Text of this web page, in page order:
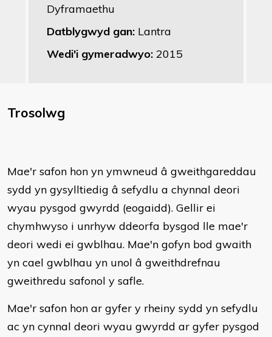
Dyframaethu
Datblygwyd gan: Lantra
Wedi'i gymeradwyo: 2015
Trosolwg
Mae'r safon hon yn ymwneud â gweithgareddau
sydd yn gysylltiedig â sefydlu a chynnal deori
wyau pysgod gwyrdd (eogaidd). Gellir ei
chymhwyso i unrhyw ddeorfa bysgod lle mae'r
deori wedi ei gwblhau. Mae'n gofyn bod gwaith
yn cael gwblhau yn unol â gweithdrefnau
gweithredu safonol y safle.
Mae'r safon hon ar gyfer y rheiny sydd yn sefydlu
ac yn cynnal deori wyau gwyrdd ar gyfer pysgod